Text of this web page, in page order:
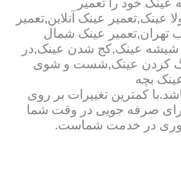
عینک,تعمیر عینک آنلاین,تعمیر
تهران,تعمیر عینک شمال
شیشه عینک,کج شدن عینک,در
کردن عینک,شست و شوی
بچه
کمترین تغییرات بر روی
صرفه جویی در وقت شما
فوری در خدمت شماست.